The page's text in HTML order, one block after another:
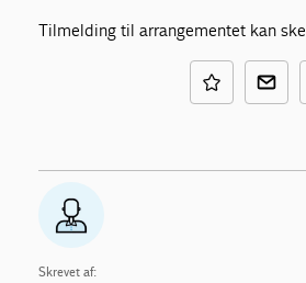
Tilmelding til arrangementet kan ske
Skrevet af: